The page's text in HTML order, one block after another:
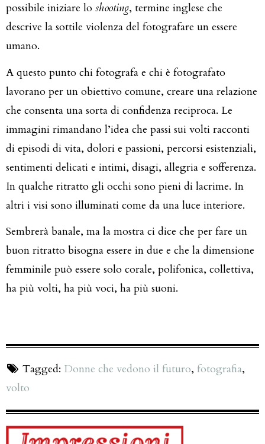
possibile iniziare lo shooting, termine inglese che
descrive la sottile violenza del fotografare un essere
umano.
A questo punto chi fotografa e chi è fotografato
lavorano per un obiettivo comune, creare una relazione
che consenta una sorta di confidenza reciproca. Le
immagini rimandano l’idea che passi sui volti racconti
di episodi di vita, dolori e passioni, percorsi esistenziali,
sentimenti delicati e intimi, disagi, allegria e sofferenza.
In qualche ritratto gli occhi sono pieni di lacrime. In
altri i visi sono illuminati come da una luce interiore.
Sembrerà banale, ma la mostra ci dice che per fare un
buon ritratto bisogna essere in due e che la dimensione
femminile può essere solo corale, polifonica, collettiva,
ha più volti, ha più voci, ha più suoni.
Tagged: Donne che vedono il futuro, fotografia,
volto